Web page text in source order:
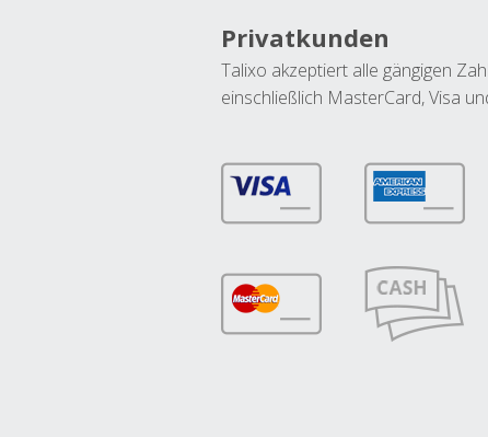
Privatkunden
Talixo akzeptiert alle gängigen
einschließlich MasterCard, Visa